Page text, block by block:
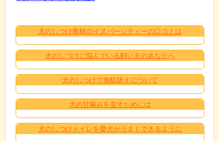
犬のしつけ教材のイヌバーシティーの口コミは
犬のしつけに悩んでいる飼い主のあなたへ
犬のしつけで無駄吠えについて
犬の甘噛みを直すためには
犬のしつけトイレを愛犬がうまくできるように